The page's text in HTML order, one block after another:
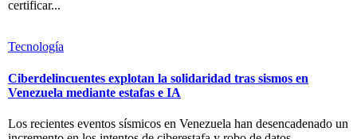
certificar...
Tecnología
Ciberdelincuentes explotan la solidaridad tras sismos en
Venezuela mediante estafas e IA
Los recientes eventos sísmicos en Venezuela han desencadenado un